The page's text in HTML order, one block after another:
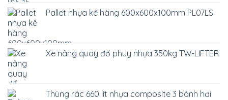
Pallet nhựa kê hàng 600x600x100mm PL07LS
Xe nâng quay đổ phuy nhựa 350kg TW-LIFTER
Thùng rác 660 lít nhựa composite 3 bánh hơi